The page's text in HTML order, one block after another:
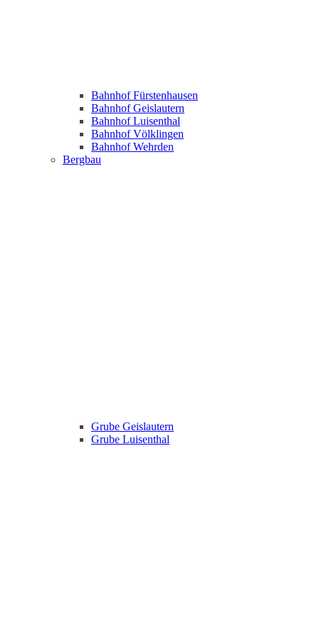
Bahnhof Fürstenhausen
Bahnhof Geislautern
Bahnhof Luisenthal
Bahnhof Völklingen
Bahnhof Wehrden
Bergbau
Grube Geislautern
Grube Luisenthal